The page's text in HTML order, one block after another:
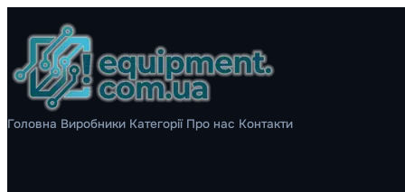
Головна Виробники Категорії Про нас Контакти